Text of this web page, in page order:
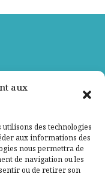
aux
des technologies
aux informations des
nous permettra de
de navigation ou les
ou de retirer son
est que ce combat
des hommes et